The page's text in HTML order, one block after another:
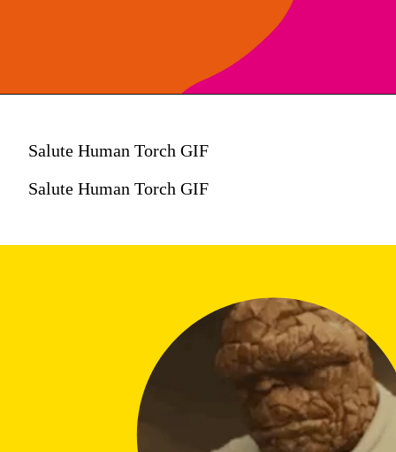
Salute Human Torch GIF
Salute Human Torch GIF